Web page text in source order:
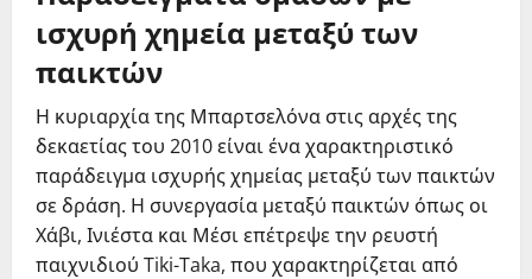
ισχυρή χημεία μεταξύ των
παικτών
Η κυριαρχία της Μπαρτσελόνα στις αρχές της
δεκαετίας του 2010 είναι ένα χαρακτηριστικό
παράδειγμα ισχυρής χημείας μεταξύ των παικτών
σε δράση. Η συνεργασία μεταξύ παικτών όπως οι
Χάβι, Ινιέστα και Μέσι επέτρεψε την ρευστή
παιχνιδιού Tiki-Taka, που χαρακτηρίζεται από